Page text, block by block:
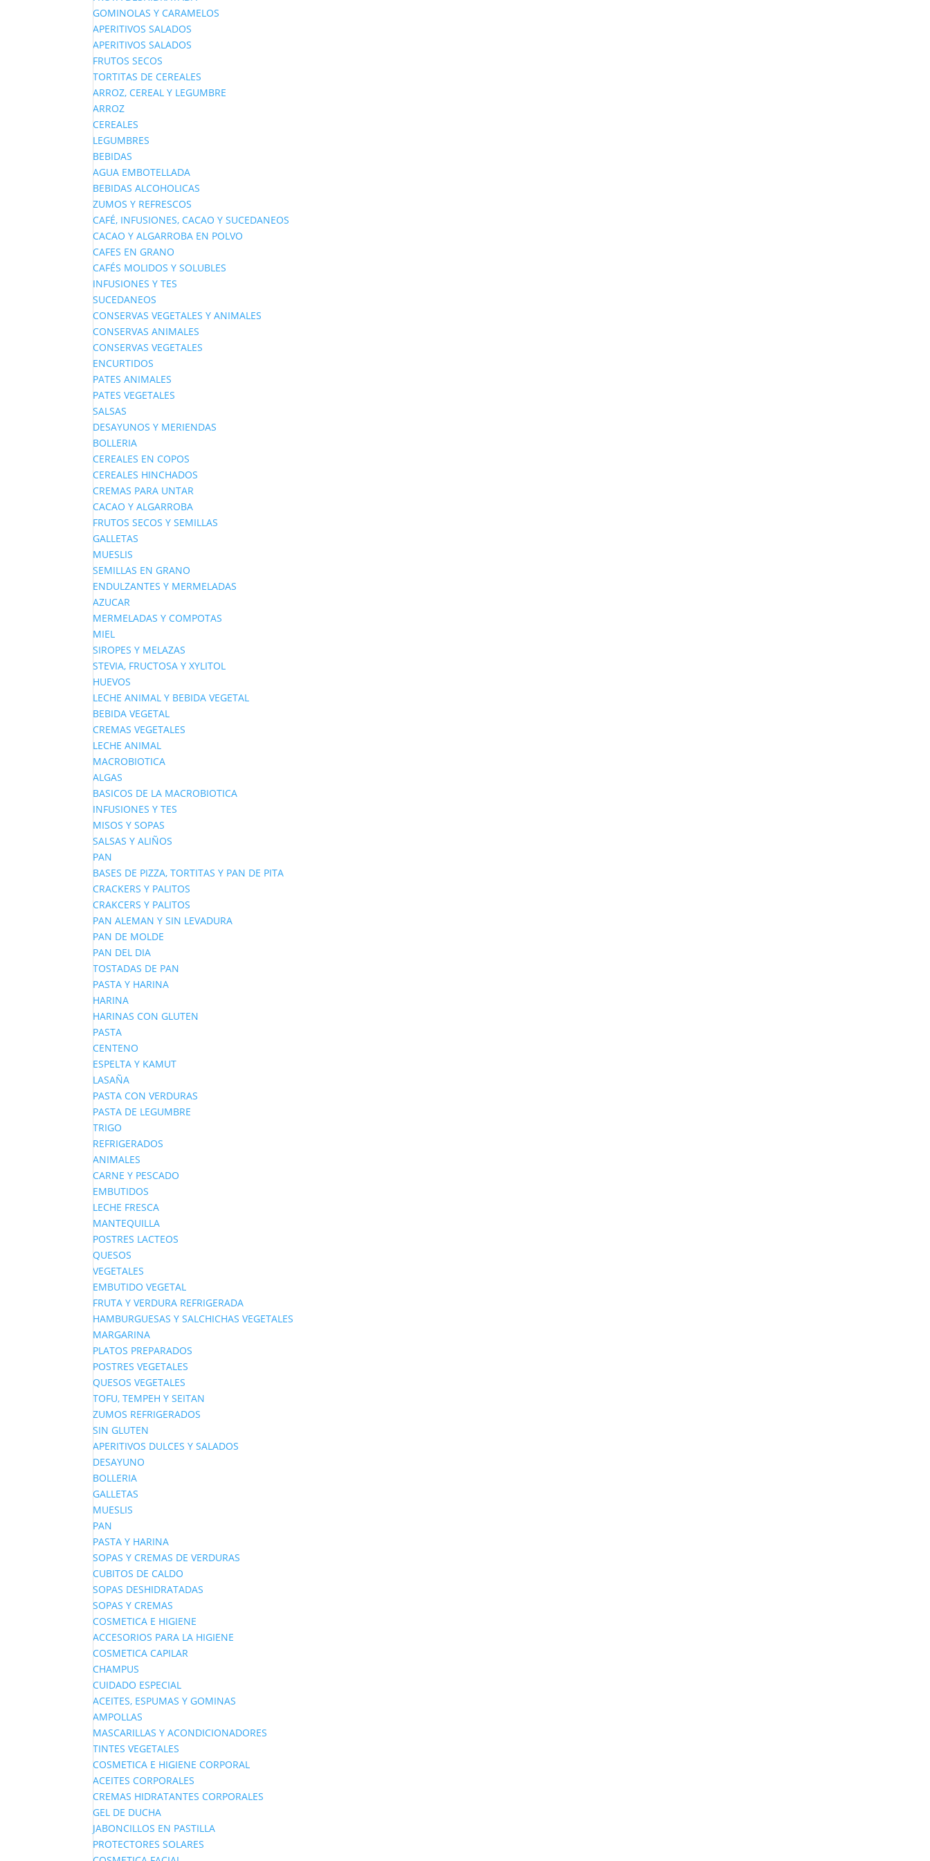
GOMINOLAS Y CARAMELOS
APERITIVOS SALADOS
APERITIVOS SALADOS
FRUTOS SECOS
TORTITAS DE CEREALES
ARROZ, CEREAL Y LEGUMBRE
ARROZ
CEREALES
LEGUMBRES
BEBIDAS
AGUA EMBOTELLADA
BEBIDAS ALCOHOLICAS
ZUMOS Y REFRESCOS
CAFÉ, INFUSIONES, CACAO Y SUCEDANEOS
CACAO Y ALGARROBA EN POLVO
CAFES EN GRANO
CAFÉS MOLIDOS Y SOLUBLES
INFUSIONES Y TES
SUCEDANEOS
CONSERVAS VEGETALES Y ANIMALES
CONSERVAS ANIMALES
CONSERVAS VEGETALES
ENCURTIDOS
PATES ANIMALES
PATES VEGETALES
SALSAS
DESAYUNOS Y MERIENDAS
BOLLERIA
CEREALES EN COPOS
CEREALES HINCHADOS
CREMAS PARA UNTAR
CACAO Y ALGARROBA
FRUTOS SECOS Y SEMILLAS
GALLETAS
MUESLIS
SEMILLAS EN GRANO
ENDULZANTES Y MERMELADAS
AZUCAR
MERMELADAS Y COMPOTAS
MIEL
SIROPES Y MELAZAS
STEVIA, FRUCTOSA Y XYLITOL
HUEVOS
LECHE ANIMAL Y BEBIDA VEGETAL
BEBIDA VEGETAL
CREMAS VEGETALES
LECHE ANIMAL
MACROBIOTICA
ALGAS
BASICOS DE LA MACROBIOTICA
INFUSIONES Y TES
MISOS Y SOPAS
SALSAS Y ALIÑOS
PAN
BASES DE PIZZA, TORTITAS Y PAN DE PITA
CRACKERS Y PALITOS
CRAKCERS Y PALITOS
PAN ALEMAN Y SIN LEVADURA
PAN DE MOLDE
PAN DEL DIA
TOSTADAS DE PAN
PASTA Y HARINA
HARINA
HARINAS CON GLUTEN
PASTA
CENTENO
ESPELTA Y KAMUT
LASAÑA
PASTA CON VERDURAS
PASTA DE LEGUMBRE
TRIGO
REFRIGERADOS
ANIMALES
CARNE Y PESCADO
EMBUTIDOS
LECHE FRESCA
MANTEQUILLA
POSTRES LACTEOS
QUESOS
VEGETALES
EMBUTIDO VEGETAL
FRUTA Y VERDURA REFRIGERADA
HAMBURGUESAS Y SALCHICHAS VEGETALES
MARGARINA
PLATOS PREPARADOS
POSTRES VEGETALES
QUESOS VEGETALES
TOFU, TEMPEH Y SEITAN
ZUMOS REFRIGERADOS
SIN GLUTEN
APERITIVOS DULCES Y SALADOS
DESAYUNO
BOLLERIA
GALLETAS
MUESLIS
PAN
PASTA Y HARINA
SOPAS Y CREMAS DE VERDURAS
CUBITOS DE CALDO
SOPAS DESHIDRATADAS
SOPAS Y CREMAS
COSMETICA E HIGIENE
ACCESORIOS PARA LA HIGIENE
COSMETICA CAPILAR
CHAMPUS
CUIDADO ESPECIAL
ACEITES, ESPUMAS Y GOMINAS
AMPOLLAS
MASCARILLAS Y ACONDICIONADORES
TINTES VEGETALES
COSMETICA E HIGIENE CORPORAL
ACEITES CORPORALES
CREMAS HIDRATANTES CORPORALES
GEL DE DUCHA
JABONCILLOS EN PASTILLA
PROTECTORES SOLARES